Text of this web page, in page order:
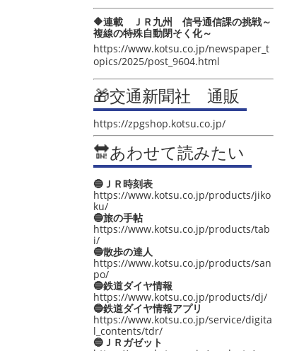
🔶連載 ＪＲ九州 信号通信課の挑戦～
複線の特殊自動閉そく化～
https://www.kotsu.co.jp/newspaper_t
opics/2025/post_9604.html
🎁交通新聞社 通販
https://zpgshop.kotsu.co.jp/
🔛あわせて読みたい
🔵ＪＲ時刻表
https://www.kotsu.co.jp/products/jiko
ku/
🔵旅の手帖
https://www.kotsu.co.jp/products/tab
i/
🔵散歩の達人
https://www.kotsu.co.jp/products/san
po/
🔵鉄道ダイヤ情報
https://www.kotsu.co.jp/products/dj/
🔵鉄道ダイヤ情報アプリ
https://www.kotsu.co.jp/service/digita
l_contents/tdr/
🔵ＪＲガゼット